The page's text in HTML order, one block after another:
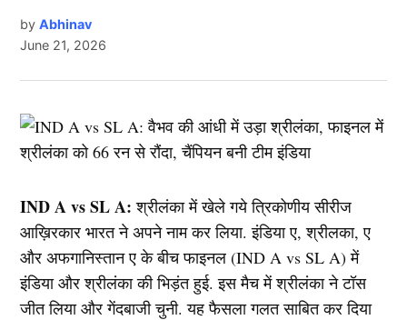
by Abhinav
June 21, 2026
IND A vs SL A: श्रीलंका में खेले गये त्रिकोणीय सीरीज
आख़िरकार भारत ने अपने नाम कर लिया. इंडिया ए, श्रीलका, ए
और अफगानिस्तान ए के बीच फाइनल (IND A vs SL A) में
इंडिया और श्रीलंका की भिड़ंत हुई. इस मैच में श्रीलंका ने टॉस
जीत लिया और गेंदबाजी चुनी. यह फैसला गलत साबित कर दिया